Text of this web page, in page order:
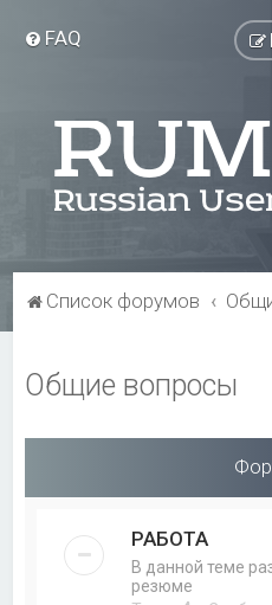
FAQ
Список форумов
Общие вопросы
РАБОТА
В данной теме
резюме